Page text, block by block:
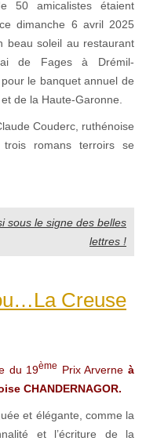
50 amicalistes étaient
dimanche 6 avril 2025
beau soleil au restaurant
de Fages à Drémil-
le banquet annuel de
de la Haute-Garonne.
Couderc, ruthénoise
romans terroirs se
sous le signe des belles
lettres !
Creuse
du 19ème Prix Arverne à
CHANDERNAGOR.
et élégante, comme la
et l’écriture de la